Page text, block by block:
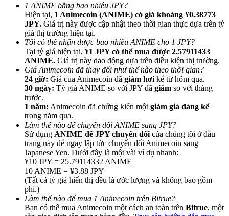
Giới thiệu
Mời một người bạn để nhận phần thưởng tiền mặt
Deposit CASHCAT & Win
1 ANIME bằng bao nhiêu JPY?
Hiện tại, 1 Animecoin (ANIME) có giá khoảng ¥0.38773
JPY. Giá trị này được cập nhật theo thời gian thực dựa trên tỷ
giá thị trường hiện tại.
Tôi có thể nhận được bao nhiêu ANIME cho 1 JPY?
Tại tỷ giá hiện tại, ¥1 JPY có thể mua được 2.57911433
ANIME. Giá trị này dao động dựa trên điều kiện thị trường.
Giá Animecoin đã thay đổi như thế nào theo thời gian?
24 giờ: Giá của Animecoin đã giảm hơi kể từ hôm qua.
30 ngày: Tỷ giá ANIME so với JPY đã giảm so với tháng
trước.
1 năm: Animecoin đã chứng kiến một giảm giá đáng kể
trong năm qua.
Làm thế nào để chuyển đổi ANIME sang JPY?
Sử dụng ANIME để JPY chuyển đổi của chúng tôi ở đầu
trang này để ngay lập tức chuyển đổi Animecoin sang
Japanese Yen. Dưới đây là một vài ví dụ nhanh:
¥10 JPY = 25.79114332 ANIME
10 ANIME = ¥3.88 JPY
(Tất cả tỷ giá hiển thị đều là ước lượng và không bao gồm
phí.)
Làm thế nào để mua 1 Animecoin trên Bitrue?
Bạn có thể mua Animecoin một cách an toàn trên Bitrue, một